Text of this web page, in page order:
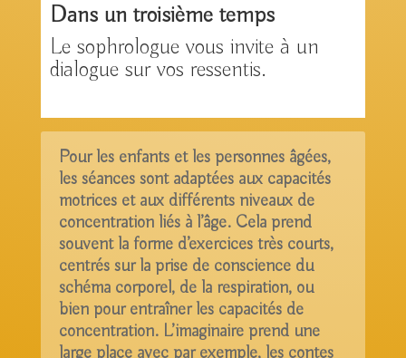
Dans un troisième temps
Le sophrologue vous invite à un
dialogue sur vos ressentis.
Pour les enfants et les personnes âgées,
les séances sont adaptées aux capacités
motrices et aux différents niveaux de
concentration liés à l’âge. Cela prend
souvent la forme d’exercices très courts,
centrés sur la prise de conscience du
schéma corporel, de la respiration, ou
bien pour entraîner les capacités de
concentration. L’imaginaire prend une
large place avec par exemple, les contes